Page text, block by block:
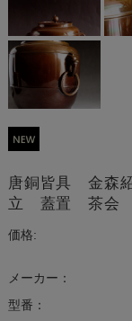
唐銅皆具 金森
立 蓋置 茶会
価格:
メーカー：
型番：